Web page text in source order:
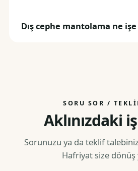
Dış cephe mantolama ne
SORU SOR /
Aklınızdaki
Sorunuzu ya da teklif
Hafriyat size dönüş